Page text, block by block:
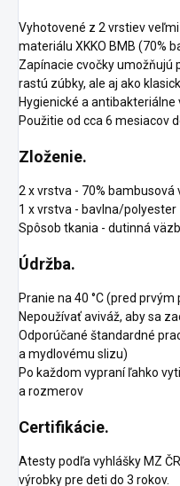
Vyhotovené z 2 vrstiev
materiálu XKKO BMB (70%
Zapínacie cvočky umožňujú
rastú zúbky, ale aj ako
Hygienické a
Použitie od cca 6 mesiacov
Zloženie.
2 x vrstva - 70% bambusová
1 x vrstva - bavlna/polyester
Spôsob tkania - dutinná
Údržba.
Pranie na 40 °C (pred
Nepoužívať aviváž, aby sa
Odporúčané štandardné
a mydlovému slizu)
Po každom vypraní ľahko
a rozmerov
Certifikácie.
Atesty podľa vyhlášky MZ
výrobky pre deti do 3 rokov.